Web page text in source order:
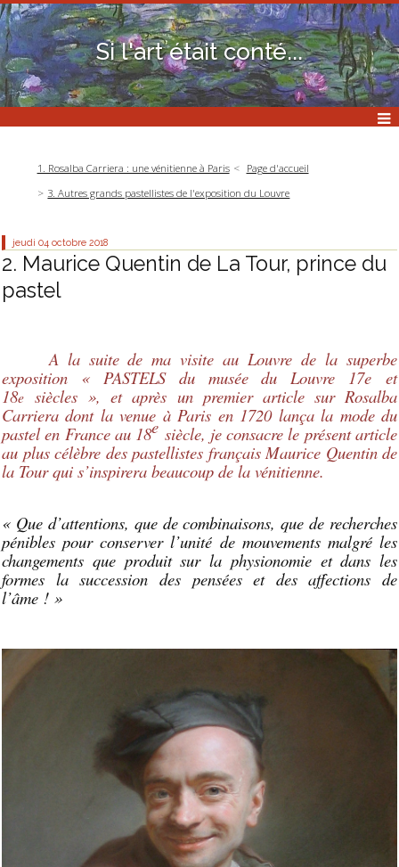
Si l'art était conté...
1. Rosalba Carriera : une vénitienne à Paris
Page d'accueil
3. Autres grands pastellistes de l'exposition du Louvre
jeudi 04 octobre 2018
2. Maurice Quentin de La Tour, prince du
pastel
A la suite de ma visite au Louvre de la superbe
exposition « PASTELS du musée du Louvre 17e et
18e siècles », et après un premier article sur Rosalba
Carriera dont la venue à Paris en 1720 lança la mode du
pastel en France au 18e siècle, je consacre le présent article
au plus célèbre des pastellistes français Maurice Quentin de
la Tour qui s’inspirera beaucoup de la vénitienne.
« Que d’attentions, que de combinaisons, que de recherches
pénibles pour conserver l’unité de mouvements malgré les
changements que produit sur la physionomie et dans les
formes la succession des pensées et des affections de
l’âme ! »